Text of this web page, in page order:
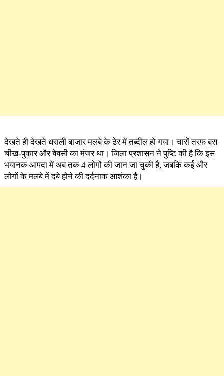
देखते ही देखते धराली बाजार मलबे के ढेर में तब्दील हो गया। चारों तरफ बस
चीख-पुकार और बेबसी का मंजर था। जिला प्रशासन ने पुष्टि की है कि इस
भयानक आपदा में अब तक 4 लोगों की जान जा चुकी है, जबकि कई और
लोगों के मलबे में दबे होने की दर्दनाक आशंका है।